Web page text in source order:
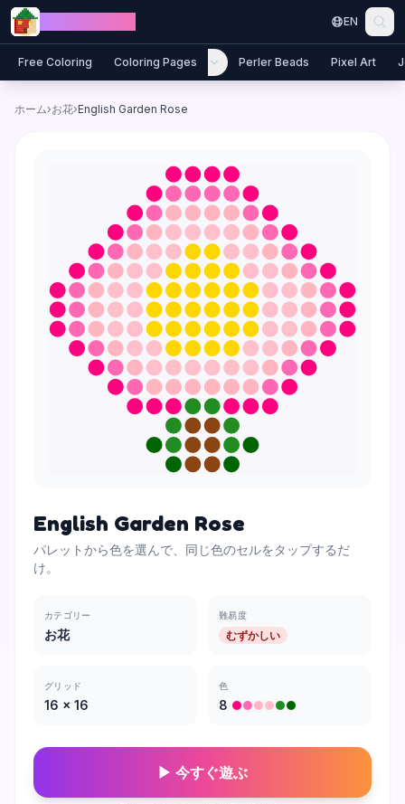
Skip to content
EN
Free Coloring Coloring Pages Perler Beads Pixel Art
ホーム›お花›English Garden Rose
English Garden Rose
パレットから色を選んで、同じ色のセルをタップするだ
け。
カテゴリー
お花
難易度
むずかしい
グリッド
16 × 16
色
8
▶ 今すぐ遊ぶ